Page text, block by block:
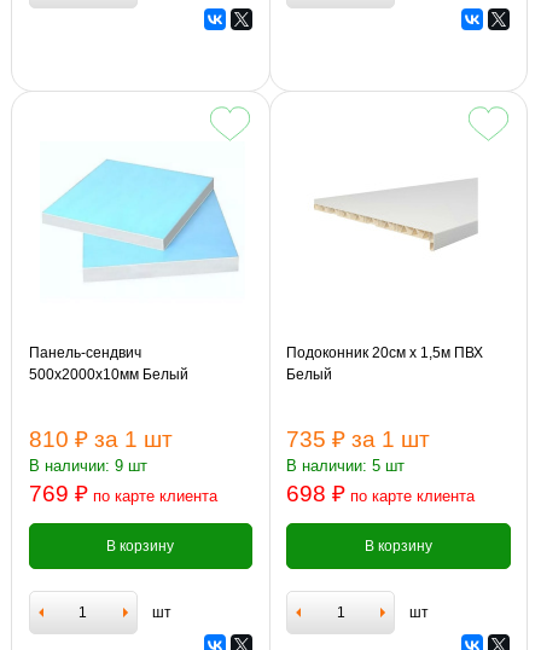
Панель-сендвич
500х2000х10мм Белый
810 ₽ за 1 шт
В наличии: 9 шт
769 ₽ по карте клиента
В корзину
шт
Подоконник 20см х 1,5м ПВХ
Белый
735 ₽ за 1 шт
В наличии: 5 шт
698 ₽ по карте клиента
В корзину
шт